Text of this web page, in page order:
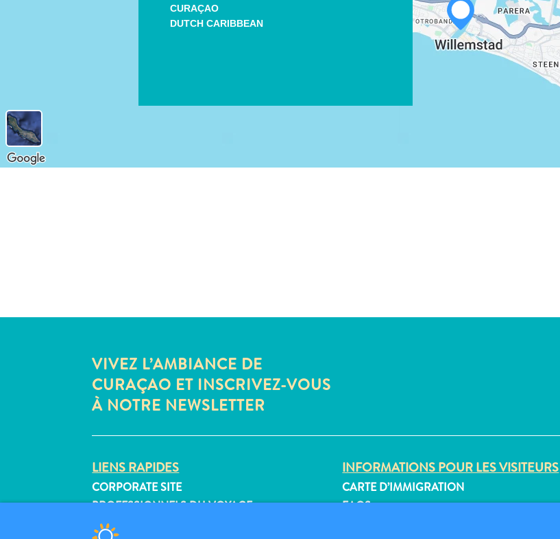
CURAÇAO
DUTCH CARIBBEAN
VIVEZ L’AMBIANCE DE
CURAÇAO ET INSCRIVEZ-VOUS
À NOTRE NEWSLETTER
LIENS RAPIDES
CORPORATE SITE
PROFESSIONNELS DU VOYAGE
LISTEZ VOTRE ENTREPRISE
INFORMATIONS POUR LES VISITEURS
CARTE D’IMMIGRATION
FAQS